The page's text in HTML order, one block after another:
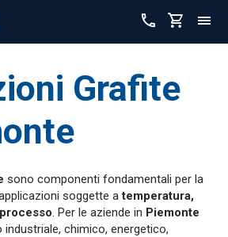
Grafite
sono componenti fondamentali per la
soggette atemperatura,
. Per le aziende in Piemonte
chimico, energetico,